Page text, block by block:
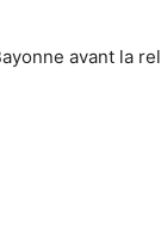
avant la